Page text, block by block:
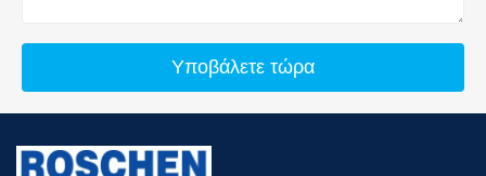
Υποβάλετε τώρα